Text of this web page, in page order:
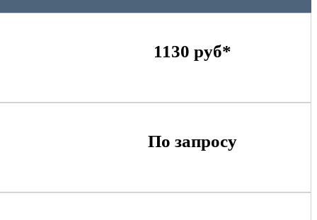
1130 руб*
По запросу